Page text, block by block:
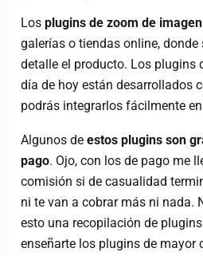
Losplugins de zoom de imagen
galerías o tiendas online,
detalle el producto. Los plugins
día de hoy están desarrollados
podrás integrarlos fácilmente
Algunos deestos plugins son
pago. Ojo, con los de pago me
comisión si de casualidad
ni te van a cobrar más ni nada.
esto una recopilación de
enseñarte los plugins de mayor